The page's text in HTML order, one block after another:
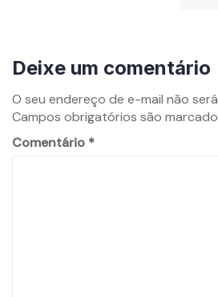
Deixe um comentário
O seu endereço de e-mail não
Campos obrigatórios são
Comentário *